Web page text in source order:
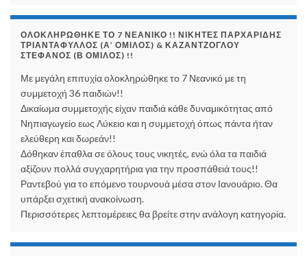
ΟΛΟΚΛΗΡΏΘΗΚΕ ΤΟ 7 ΝΕΑΝΙΚΌ !! ΝΙΚΗΤΈΣ ΠΑΡΧΑΡΊΔΗΣ
ΤΡΙΑΝΤΆΦΥΛΛΟΣ (Α’ ΌΜΙΛΟΣ) & ΚΑΖΑΝΤΖΌΓΛΟΥ
ΣΤΈΦΑΝΟΣ (Β ΌΜΙΛΟΣ) !!
Με μεγάλη επιτυχία ολοκληρώθηκε το 7 Νεανικό με τη
συμμετοχή 36 παιδιών!!
Δικαίωμα συμμετοχής είχαν παιδιά κάθε δυναμικότητας από
Νηπιαγωγείο εως Λύκειο και η συμμετοχή όπως πάντα ήταν
ελεύθερη και δωρεάν!!
Δόθηκαν έπαθλα σε όλους τους νικητές, ενώ όλα τα παιδιά
αξίζουν πολλά συγχαρητήρια για την προσπάθειά τους!!
Ραντεβού για το επόμενο τουρνουά μέσα στον Ιανουάριο. Θα
υπάρξει σχετική ανακοίνωση.
Περισσότερες λεπτομέρειες θα βρείτε στην ανάλογη κατηγορία.